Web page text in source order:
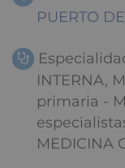
PUERTO
INTERNA,
primaria -
MEDICINA